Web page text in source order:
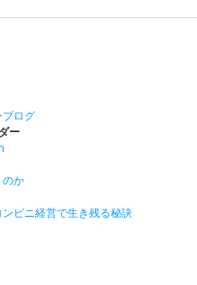
ブログ
ー
のか
ビニ経営で生き残る秘訣